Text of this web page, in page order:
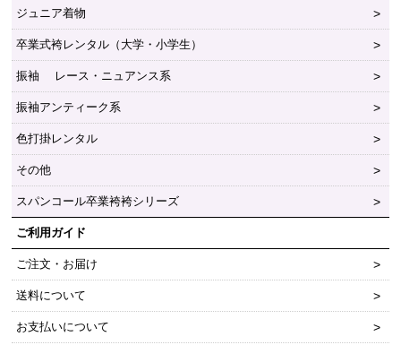
ジュニア着物
卒業式袴レンタル（大学・小学生）
振袖 レース・ニュアンス系
振袖アンティーク系
色打掛レンタル
その他
スパンコール卒業袴袴シリーズ
ご利用ガイド
ご注文・お届け
送料について
お支払いについて